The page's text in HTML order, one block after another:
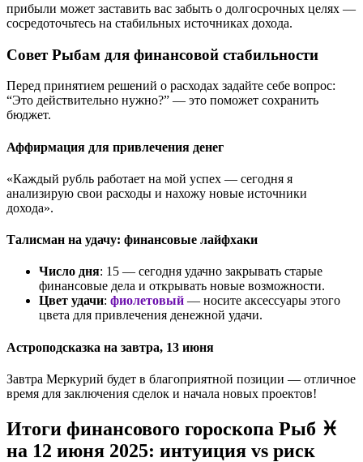
прибыли может заставить вас забыть о долгосрочных целях —
сосредоточьтесь на стабильных источниках дохода.
Совет Рыбам для финансовой стабильности
Перед принятием решений о расходах задайте себе вопрос:
“Это действительно нужно?” — это поможет сохранить
бюджет.
Аффирмация для привлечения денег
«Каждый рубль работает на мой успех — сегодня я
анализирую свои расходы и нахожу новые источники
дохода».
Талисман на удачу: финансовые лайфхаки
Число дня: 15 — сегодня удачно закрывать старые
финансовые дела и открывать новые возможности.
Цвет удачи: фиолетовый — носите аксессуары этого
цвета для привлечения денежной удачи.
Астроподсказка на завтра, 13 июня
Завтра Меркурий будет в благоприятной позиции — отличное
время для заключения сделок и начала новых проектов!
Итоги финансового гороскопа Рыб ♓
на 12 июня 2025: интуиция vs риск